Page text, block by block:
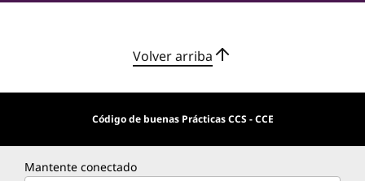
Volver arriba
Código de buenas Prácticas CCS - CCE
Mantente conectado